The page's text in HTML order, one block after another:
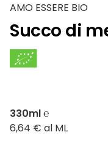
AMO ESSERE BIO
Succo di
330ml ℮
6,64 € al ML